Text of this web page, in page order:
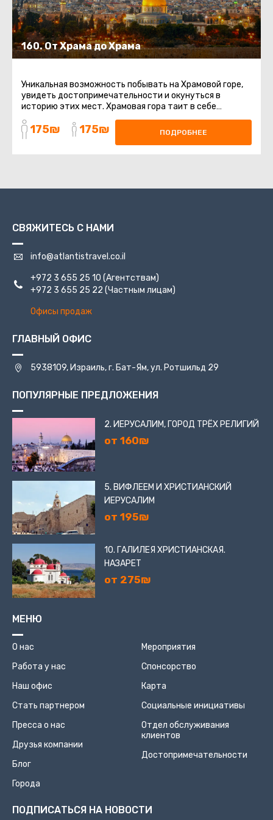
160. От Храма до Храма
Уникальная возможность побывать на Храмовой горе,
увидеть достопримечательности и окунуться в
историю этих мест. Храмовая гора таит в себе
многовековую историю. Она ...
175₪ 175₪ ПОДРОБНЕЕ
СВЯЖИТЕСЬ С НАМИ
info@atlantistravel.co.il
+972 3 655 25 10 (Агентствам)
+972 3 655 25 22 (Частным лицам)
Офисы продаж
ГЛАВНЫЙ ОФИС
5938109, Израиль, г. Бат-Ям, ул. Ротшильд 29
ПОПУЛЯРНЫЕ ПРЕДЛОЖЕНИЯ
2. ИЕРУСАЛИМ, ГОРОД ТРЁХ РЕЛИГИЙ
от 160₪
5. ВИФЛЕЕМ И ХРИСТИАНСКИЙ
ИЕРУСАЛИМ
от 195₪
10. ГАЛИЛЕЯ ХРИСТИАНСКАЯ.
НАЗАРЕТ
от 275₪
МЕНЮ
О нас
Работа у нас
Наш офис
Стать партнером
Пресса о нас
Друзья компании
Блог
Города
Мероприятия
Спонсорство
Карта
Социальные инициативы
Отдел обслуживания
клиентов
Достопримечательности
ПОДПИСАТЬСЯ НА НОВОСТИ